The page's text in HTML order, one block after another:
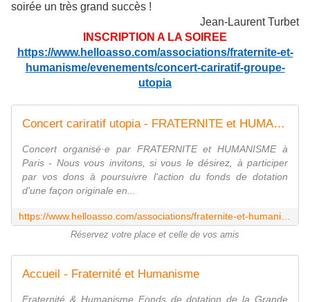
soirée un très grand succès !
Jean-Laurent Turbet
INSCRIPTION A LA SOIREE
https://www.helloasso.com/associations/fraternite-et-
humanisme/evenements/concert-cariratif-groupe-
utopia
Concert cariratif utopia - FRATERNITE et HUMANISME
Concert organisé·e par FRATERNITE et HUMANISME à
Paris - Nous vous invitons, si vous le désirez, à participer
par vos dons à poursuivre l'action du fonds de dotation
d'une façon originale en...
Réservez votre place et celle de vos amis
Accueil - Fraternité et Humanisme
Fraternité & Humanisme Fonds de dotation de la Grande